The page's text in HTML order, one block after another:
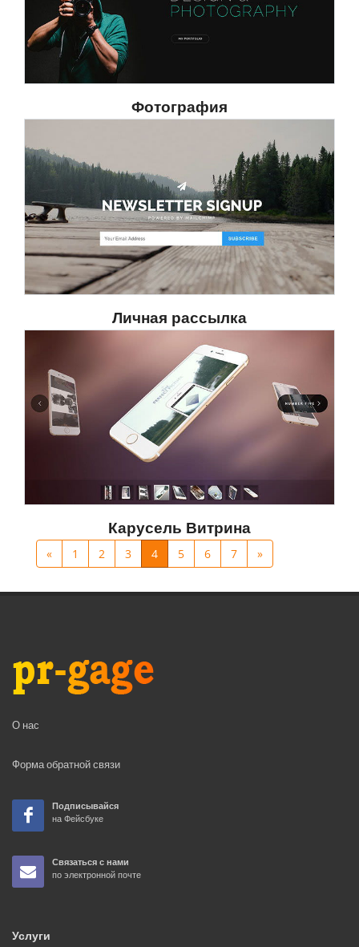
Фотография
Личная рассылка
Карусель Витрина
« 1 2 3 4 5 6 7 »
О нас
Форма обратной связи
Подписывайся
на Фейсбуке
Связаться с нами
по электронной почте
Услуги